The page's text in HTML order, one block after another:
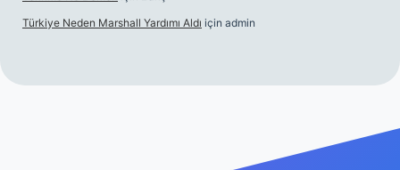
Türkiye Neden Marshall Yardımı Aldı için admin